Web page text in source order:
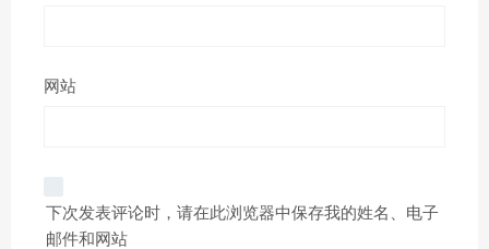
网站
下次发表评论时，请在此浏览器中保存我的姓名、电子
邮件和网站